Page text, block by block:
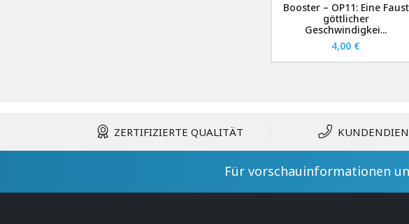
Booster – OP11: Eine Faust
göttlicher
Geschwindigkei...
4,00 €
ZERTIFIZIERTE QUALITÄT
Für vorschauinformationen